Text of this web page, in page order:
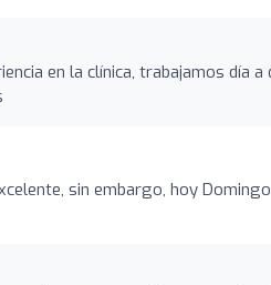
en la clínica, trabajamos día a
sin embargo, hoy Domingo